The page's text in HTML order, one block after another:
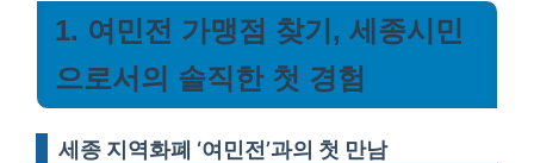
1. 여민전 가맹점 찾기, 세종시민
으로서의 솔직한 첫 경험
세종 지역화폐 ‘여민전’과의 첫 만남